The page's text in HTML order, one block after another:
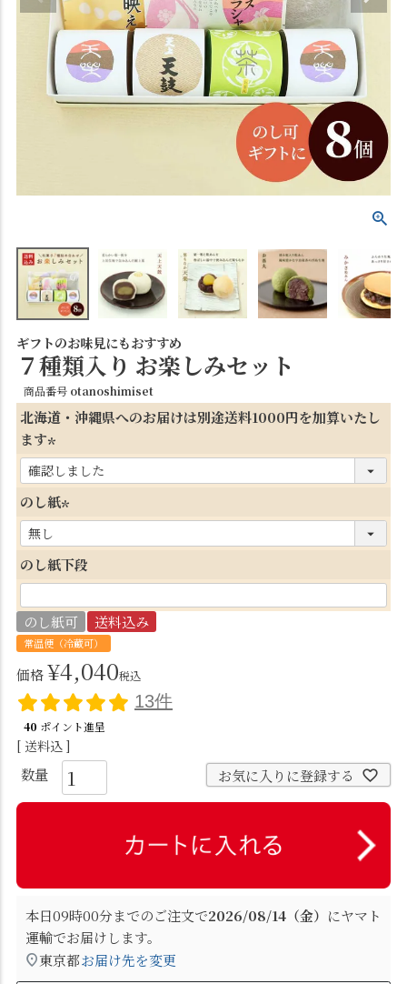
ギフトのお味見にもおすすめ
７種類入り お楽しみセット
商品番号 otanoshimiset
北海道・沖縄県へのお届けは別途送料1000円を加算いたし
ます
(
必
須
)
のし紙
必
須
のし紙下段
のし紙可 送料込み
常温便（冷蔵可）
価格¥4,040税込
13件
40 ポイント進呈
送料込
お気に入りに登録する
本日09時00分までのご注文で2026/08/14（金） にヤマト
運輸でお届けします。
東京都お届け先を変更